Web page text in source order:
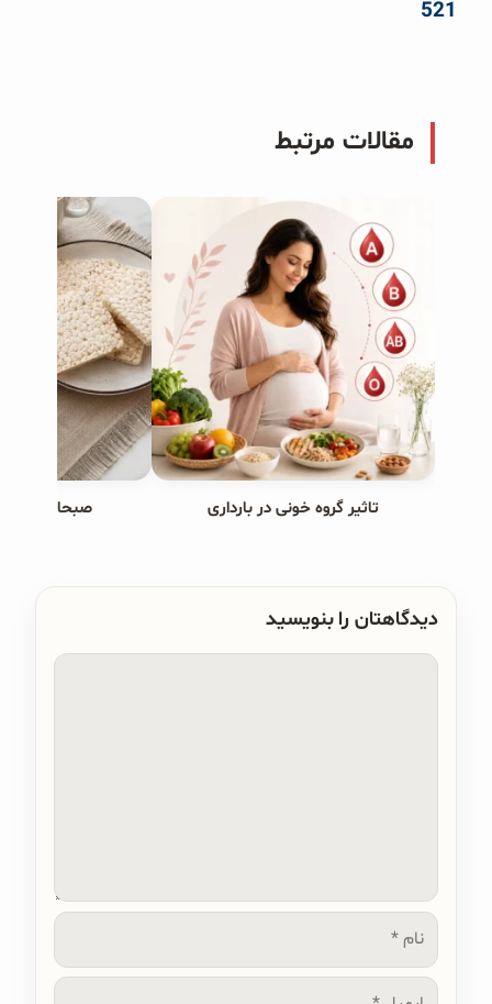
521
مقالات مرتبط
تاثیر گروه خونی در بارداری صبحانه های
دیدگاهتان را بنویسید
نام
ایمیل